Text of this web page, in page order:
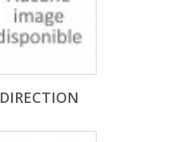
DIRECTION